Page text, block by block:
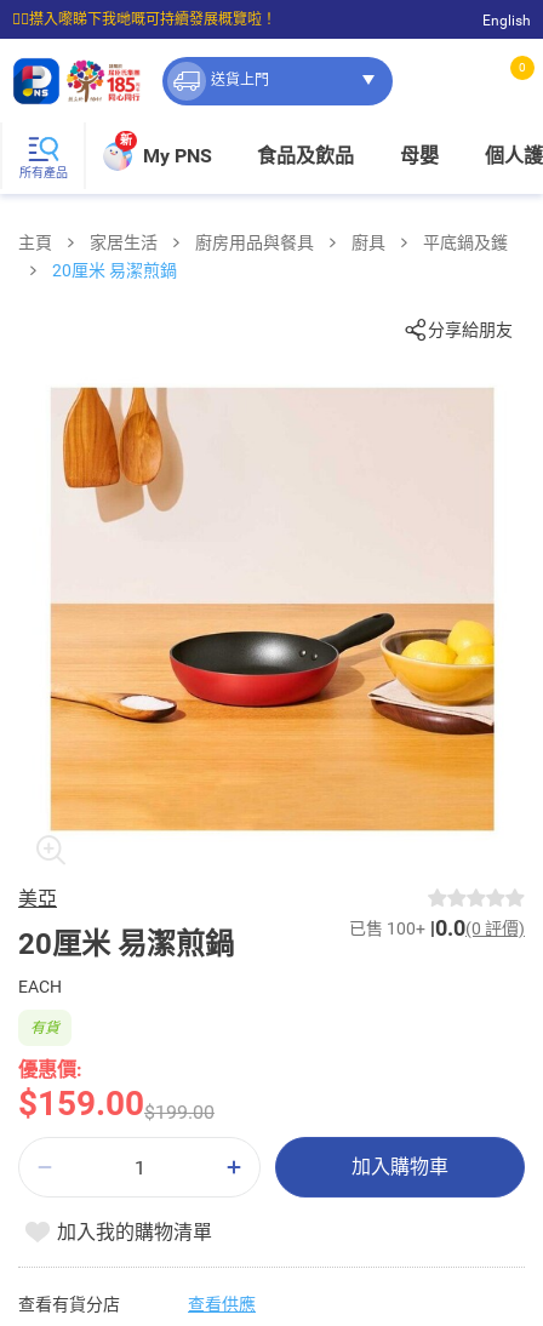
☝🏼㩒入嚟睇下我哋嘅可持續發展概覽啦！
⭐購物滿$399即享免費送貨；滿$100即可免費店取。
English
送貨上門
0
所有產品
新
My PNS 食品及飲品 母嬰 個人
主頁 家居生活 廚房用品與餐具 廚具
平底鍋及鑊
20厘米 易潔煎鍋
分享給朋友
美亞
20厘米 易潔煎鍋 已售 100+ 0.0(0 評價)
EACH
優惠價:
$159.00$199.00
有貨
加入購物車
加入我的購物清單
查看有貨分店 查看供應